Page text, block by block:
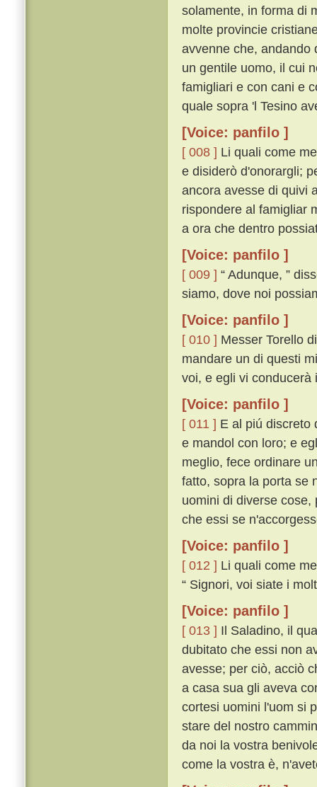
solamente, in forma di
molte provincie
avvenne che, andando
un gentile uomo, il cui
famigliari e con cani e
quale sopra 'l Tesino
[Voice: panfilo ]
[ 008 ] Li quali come
e disiderò d'onorargli;
ancora avesse di quivi
rispondere al famigliar
a ora che dentro
[Voice: panfilo ]
[ 009 ] “ Adunque, ”
siamo, dove noi
[Voice: panfilo ]
[ 010 ] Messer Torello
mandare un di questi
voi, e egli vi conducerà
[Voice: panfilo ]
[ 011 ] E al piú discreto
e mandol con loro; e
meglio, fece ordinare
fatto, sopra la porta se
uomini di diverse
che essi se
[Voice: panfilo ]
[ 012 ] Li quali come
“ Signori, voi siate i
[Voice: panfilo ]
[ 013 ] Il Saladino, il
dubitato che essi non
avesse; per ciò, acciò
a casa sua gli aveva
cortesi uomini l'uom si
stare del nostro
da noi la vostra
come la vostra è,